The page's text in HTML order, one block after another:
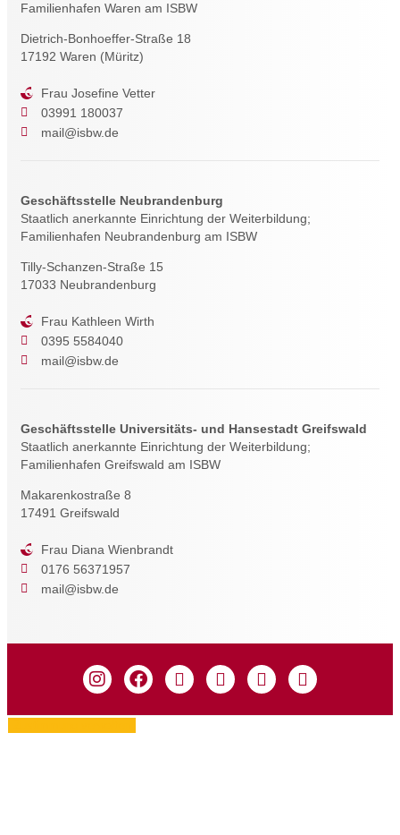
Familienhafen Waren am ISBW
Dietrich-Bonhoeffer-Straße 18
17192 Waren (Müritz)
Frau Josefine Vetter
03991 180037
mail@isbw.de
Geschäftsstelle Neubrandenburg
Staatlich anerkannte Einrichtung der Weiterbildung;
Familienhafen Neubrandenburg am ISBW
Tilly-Schanzen-Straße 15
17033 Neubrandenburg
Frau Kathleen Wirth
0395 5584040
mail@isbw.de
Geschäftsstelle Universitäts- und Hansestadt Greifswald
Staatlich anerkannte Einrichtung der Weiterbildung;
Familienhafen Greifswald am ISBW
Makarenkostraße 8
17491 Greifswald
Frau Diana Wienbrandt
0176 56371957
mail@isbw.de